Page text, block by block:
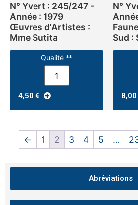
N° Yvert : 245/247 -
Année : 1979
Œuvres d'Artistes :
Mme Sutita
Qualité **
4,50 €
N°
Sud :
8,00
← 1 2 3 4 5 …
Abréviations